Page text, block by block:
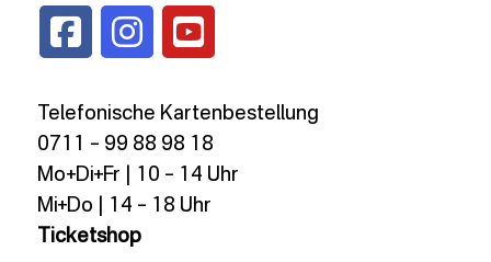
Telefonische Kartenbestellung
0711 – 99 88 98 18
Mo+Di+Fr | 10 – 14 Uhr
Mi+Do | 14 – 18 Uhr
Ticketshop